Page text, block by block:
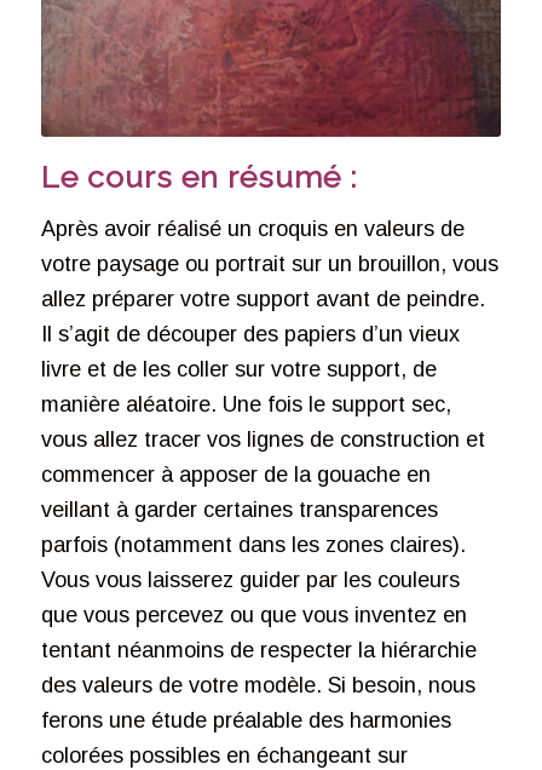
Le cours en résumé :
Après avoir réalisé un croquis en valeurs de
votre paysage ou portrait sur un brouillon, vous
allez préparer votre support avant de peindre.
Il s’agit de découper des papiers d’un vieux
livre et de les coller sur votre support, de
manière aléatoire. Une fois le support sec,
vous allez tracer vos lignes de construction et
commencer à apposer de la gouache en
veillant à garder certaines transparences
parfois (notamment dans les zones claires).
Vous vous laisserez guider par les couleurs
que vous percevez ou que vous inventez en
tentant néanmoins de respecter la hiérarchie
des valeurs de votre modèle. Si besoin, nous
ferons une étude préalable des harmonies
colorées possibles en échangeant sur